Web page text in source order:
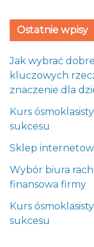
Ostatnie wpisy
Jak wybrać
kluczowych
znaczenie dla
Kurs
sukcesu
Sklep
Wybór biura
finansowa firmy
Kurs
sukcesu